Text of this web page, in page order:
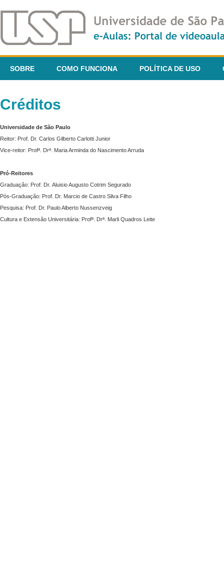
SOBRE COMO FUNCIONA POLÍTICA DE USO
Créditos
Universidade de São Paulo
Reitor: Prof. Dr. Carlos Gilberto Carlotti Junior
Vice-reitor: Profª. Drª. Maria Arminda do Nascimento Arruda
Pró-Reitores
Graduação: Prof. Dr. Aluisio Augusto Cotrim Segurado
Pós-Graduação: Prof. Dr. Marcio de Castro Silva Filho
Pesquisa: Prof. Dr. Paulo Alberto Nussenzveig
Cultura e Extensão Universitária: Profª. Drª. Marli Quadros Leite